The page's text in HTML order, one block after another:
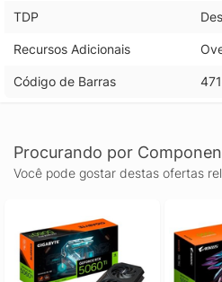
TDP
Recursos Adicionais
Código de Barras
Procurando por
Você pode gostar destas ofertas